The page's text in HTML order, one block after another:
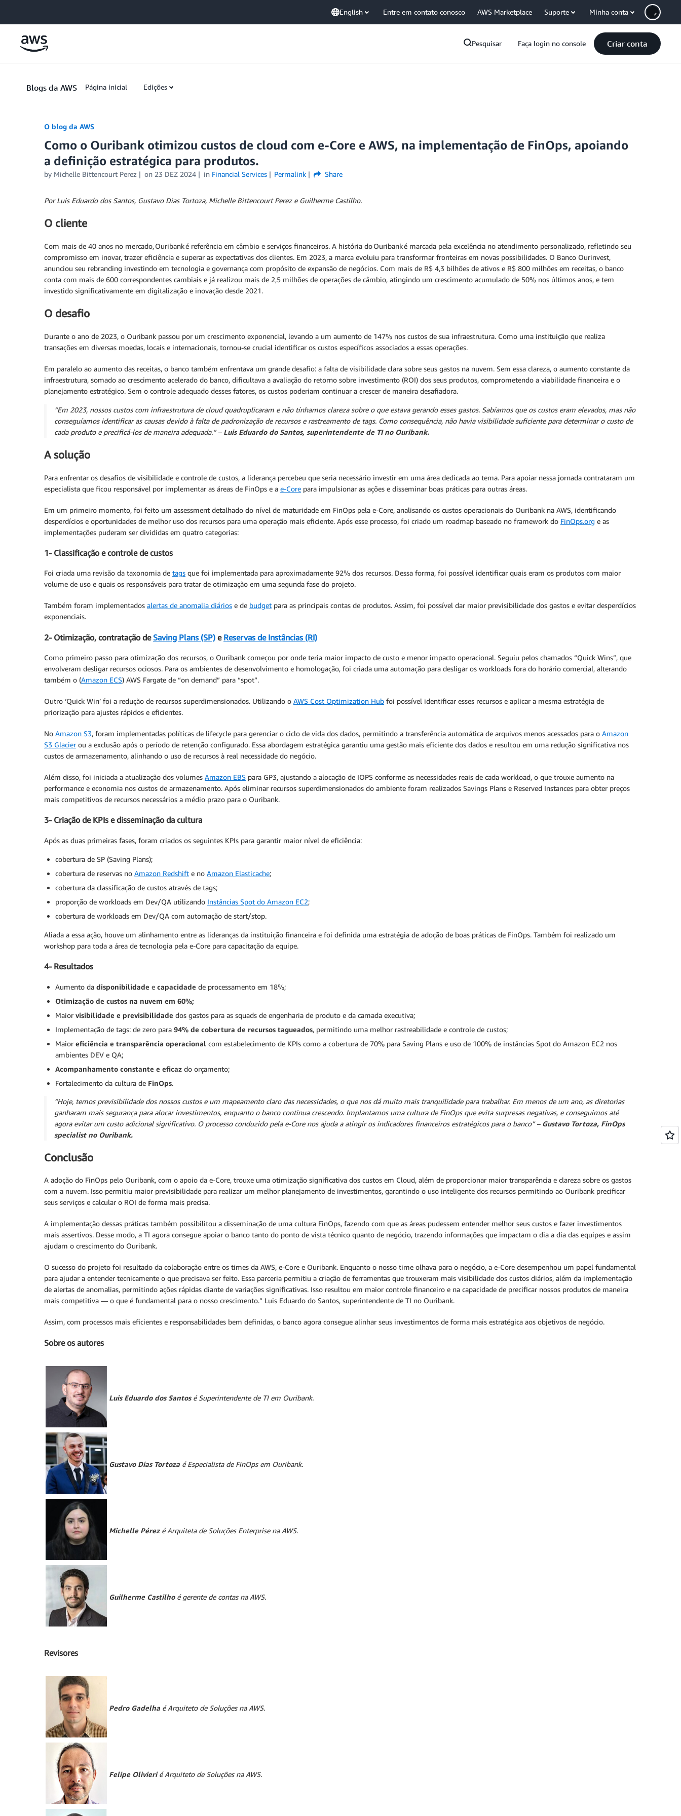
English Entre em contato conosco AWS Marketplace Suporte Minha conta
Pesquisar Faça login no console Criar conta
Blogs da AWS Página inicial Edições
O blog da AWS
Como o Ouribank otimizou custos de cloud com e-Core e AWS, na implementação de FinOps, apoiando
a definição estratégica para produtos.
by Michelle Bittencourt Perez on 23 DEZ 2024 in Financial Services Permalink Share
Por Luis Eduardo dos Santos, Gustavo Dias Tortoza, Michelle Bittencourt Perez e Guilherme Castilho.
O cliente
Com mais de 40 anos no mercado, Ouribank é referência em câmbio e serviços financeiros. A história do Ouribank é marcada pela excelência no atendimento personalizado, refletindo seu
compromisso em inovar, trazer eficiência e superar as expectativas dos clientes. Em 2023, a marca evoluiu para transformar fronteiras em novas possibilidades. O Banco Ourinvest,
anunciou seu rebranding investindo em tecnologia e governança com propósito de expansão de negócios. Com mais de R$ 4,3 bilhões de ativos e R$ 800 milhões em receitas, o banco
conta com mais de 600 correspondentes cambiais e já realizou mais de 2,5 milhões de operações de câmbio, atingindo um crescimento acumulado de 50% nos últimos anos, e tem
investido significativamente em digitalização e inovação desde 2021.
O desafio
Durante o ano de 2023, o Ouribank passou por um crescimento exponencial, levando a um aumento de 147% nos custos de sua infraestrutura. Como uma instituição que realiza
transações em diversas moedas, locais e internacionais, tornou-se crucial identificar os custos específicos associados a essas operações.
Em paralelo ao aumento das receitas, o banco também enfrentava um grande desafio: a falta de visibilidade clara sobre seus gastos na nuvem. Sem essa clareza, o aumento constante da
infraestrutura, somado ao crescimento acelerado do banco, dificultava a avaliação do retorno sobre investimento (ROI) dos seus produtos, comprometendo a viabilidade financeira e o
planejamento estratégico. Sem o controle adequado desses fatores, os custos poderiam continuar a crescer de maneira desafiadora.
“Em 2023, nossos custos com infraestrutura de cloud quadruplicaram e não tínhamos clareza sobre o que estava gerando esses gastos. Sabíamos que os custos eram elevados, mas não
conseguíamos identificar as causas devido à falta de padronização de recursos e rastreamento de tags. Como consequência, não havia visibilidade suficiente para determinar o custo de
cada produto e precificá-los de maneira adequada.” – Luis Eduardo do Santos, superintendente de TI no Ouribank.
A solução
Para enfrentar os desafios de visibilidade e controle de custos, a liderança percebeu que seria necessário investir em uma área dedicada ao tema. Para apoiar nessa jornada contrataram um
especialista que ficou responsável por implementar as áreas de FinOps e a e-Core para impulsionar as ações e disseminar boas práticas para outras áreas.
Em um primeiro momento, foi feito um assessment detalhado do nível de maturidade em FinOps pela e-Core, analisando os custos operacionais do Ouribank na AWS, identificando
desperdícios e oportunidades de melhor uso dos recursos para uma operação mais eficiente. Após esse processo, foi criado um roadmap baseado no framework do FinOps.org e as
implementações puderam ser divididas em quatro categorias:
1- Classificação e controle de custos
Foi criada uma revisão da taxonomia de tags que foi implementada para aproximadamente 92% dos recursos. Dessa forma, foi possível identificar quais eram os produtos com maior
volume de uso e quais os responsáveis para tratar de otimização em uma segunda fase do projeto.
Também foram implementados alertas de anomalia diários e de budget para as principais contas de produtos. Assim, foi possível dar maior previsibilidade dos gastos e evitar desperdícios
exponenciais.
2- Otimização, contratação de Saving Plans (SP) e Reservas de Instâncias (RI)
Como primeiro passo para otimização dos recursos, o Ouribank começou por onde teria maior impacto de custo e menor impacto operacional. Seguiu pelos chamados “Quick Wins”, que
envolveram desligar recursos ociosos. Para os ambientes de desenvolvimento e homologação, foi criada uma automação para desligar os workloads fora do horário comercial, alterando
também o (Amazon ECS) AWS Fargate de “on demand” para “spot”.
Outro ‘Quick Win’ foi a redução de recursos superdimensionados. Utilizando o AWS Cost Optimization Hub foi possível identificar esses recursos e aplicar a mesma estratégia de
priorização para ajustes rápidos e eficientes.
No Amazon S3, foram implementadas políticas de lifecycle para gerenciar o ciclo de vida dos dados, permitindo a transferência automática de arquivos menos acessados para o Amazon
S3 Glacierou a exclusão após o período de retenção configurado. Essa abordagem estratégica garantiu uma gestão mais eficiente dos dados e resultou em uma redução significativa nos
custos de armazenamento, alinhando o uso de recursos à real necessidade do negócio.
Além disso, foi iniciada a atualização dos volumes Amazon EBS para GP3, ajustando a alocação de IOPS conforme as necessidades reais de cada workload, o que trouxe aumento na
performance e economia nos custos de armazenamento. Após eliminar recursos superdimensionados do ambiente foram realizados Savings Plans e Reserved Instances para obter preços
mais competitivos de recursos necessários a médio prazo para o Ouribank.
3- Criação de KPIs e disseminação da cultura
Após as duas primeiras fases, foram criados os seguintes KPIs para garantir maior nível de eficiência:
cobertura de SP (Saving Plans);
cobertura de reservas no Amazon Redshift e no Amazon Elasticache;
cobertura da classificação de custos através de tags;
proporção de workloads em Dev/QA utilizando Instâncias Spot do Amazon EC2;
cobertura de workloads em Dev/QA com automação de start/stop.
Aliada a essa ação, houve um alinhamento entre as lideranças da instituição financeira e foi definida uma estratégia de adoção de boas práticas de FinOps. Também foi realizado um
workshop para toda a área de tecnologia pela e-Core para capacitação da equipe.
4- Resultados
Aumento da disponibilidade e capacidade de processamento em 18%;
Otimização de custos na nuvem em 60%;
Maior visibilidade e previsibilidade dos gastos para as squads de engenharia de produto e da camada executiva;
Implementação de tags: de zero para 94% de cobertura de recursos tagueados, permitindo uma melhor rastreabilidade e controle de custos;
Maior eficiência e transparência operacional com estabelecimento de KPIs como a cobertura de 70% para Saving Plans e uso de 100% de instâncias Spot do Amazon EC2 nos
ambientes DEV e QA;
Acompanhamento constante e eficaz do orçamento;
Fortalecimento da cultura de FinOps.
“Hoje, temos previsibilidade dos nossos custos e um mapeamento claro das necessidades, o que nos dá muito mais tranquilidade para trabalhar. Em menos de um ano, as diretorias
ganharam mais segurança para alocar investimentos, enquanto o banco continua crescendo. Implantamos uma cultura de FinOps que evita surpresas negativas, e conseguimos até
agora evitar um custo adicional significativo. O processo conduzido pela e-Core nos ajuda a atingir os indicadores financeiros estratégicos para o banco” – Gustavo Tortoza, FinOps
specialist no Ouribank.
Conclusão
A adoção do FinOps pelo Ouribank, com o apoio da e-Core, trouxe uma otimização significativa dos custos em Cloud, além de proporcionar maior transparência e clareza sobre os gastos
com a nuvem. Isso permitiu maior previsibilidade para realizar um melhor planejamento de investimentos, garantindo o uso inteligente dos recursos permitindo ao Ouribank precificar
seus serviços e calcular o ROI de forma mais precisa.
A implementação dessas práticas também possibilitou a disseminação de uma cultura FinOps, fazendo com que as áreas pudessem entender melhor seus custos e fazer investimentos
mais assertivos. Desse modo, a TI agora consegue apoiar o banco tanto do ponto de vista técnico quanto de negócio, trazendo informações que impactam o dia a dia das equipes e assim
ajudam o crescimento do Ouribank.
O sucesso do projeto foi resultado da colaboração entre os times da AWS, e-Core e Ouribank. Enquanto o nosso time olhava para o negócio, a e-Core desempenhou um papel fundamental
para ajudar a entender tecnicamente o que precisava ser feito. Essa parceria permitiu a criação de ferramentas que trouxeram mais visibilidade dos custos diários, além da implementação
de alertas de anomalias, permitindo ações rápidas diante de variações significativas. Isso resultou em maior controle financeiro e na capacidade de precificar nossos produtos de maneira
mais competitiva — o que é fundamental para o nosso crescimento.” Luis Eduardo do Santos, superintendente de TI no Ouribank.
Assim, com processos mais eficientes e responsabilidades bem definidas, o banco agora consegue alinhar seus investimentos de forma mais estratégica aos objetivos de negócio.
Sobre os autores
Luis Eduardo dos Santosé Superintendente de TI em Ouribank.
Gustavo Dias Tortoza é Especialista de FinOps em Ouribank.
Michelle Pérezé Arquiteta de Soluções Enterprise na AWS.
Guilherme Castilhoé gerente de contas na AWS.
Revisores
Pedro Gadelha é Arquiteto de Soluções na AWS.
Felipe Olivierié Arquiteto de Soluções na AWS.